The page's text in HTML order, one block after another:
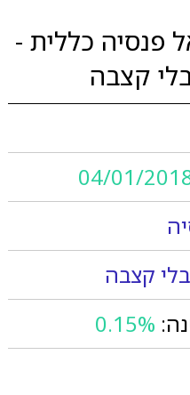
פנסיה כללית -
קצבה
04/01/
קצבה
0.15%